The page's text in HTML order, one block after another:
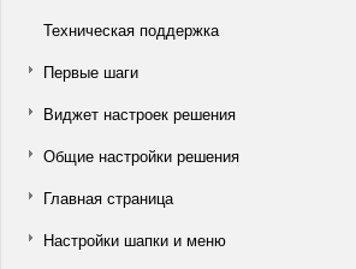
Техническая поддержка
Первые шаги
Виджет настроек решения
Общие настройки решения
Главная страница
Настройки шапки и меню